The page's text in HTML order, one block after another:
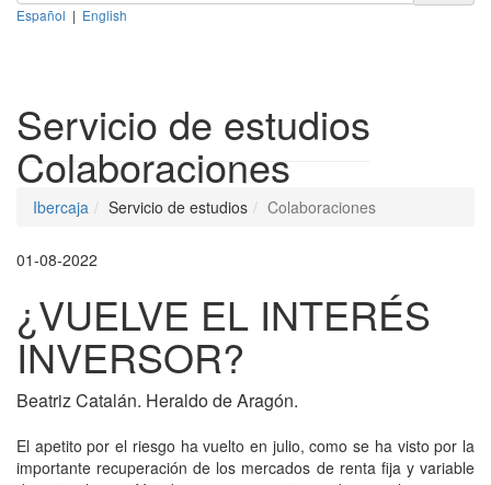
Español | English
Servicio de estudios
Colaboraciones
Ibercaja Servicio de estudios Colaboraciones
01-08-2022
¿VUELVE EL INTERÉS
INVERSOR?
Beatriz Catalán. Heraldo de Aragón.
El apetito por el riesgo ha vuelto en julio, como se ha visto por la
importante recuperación de los mercados de renta fija y variable